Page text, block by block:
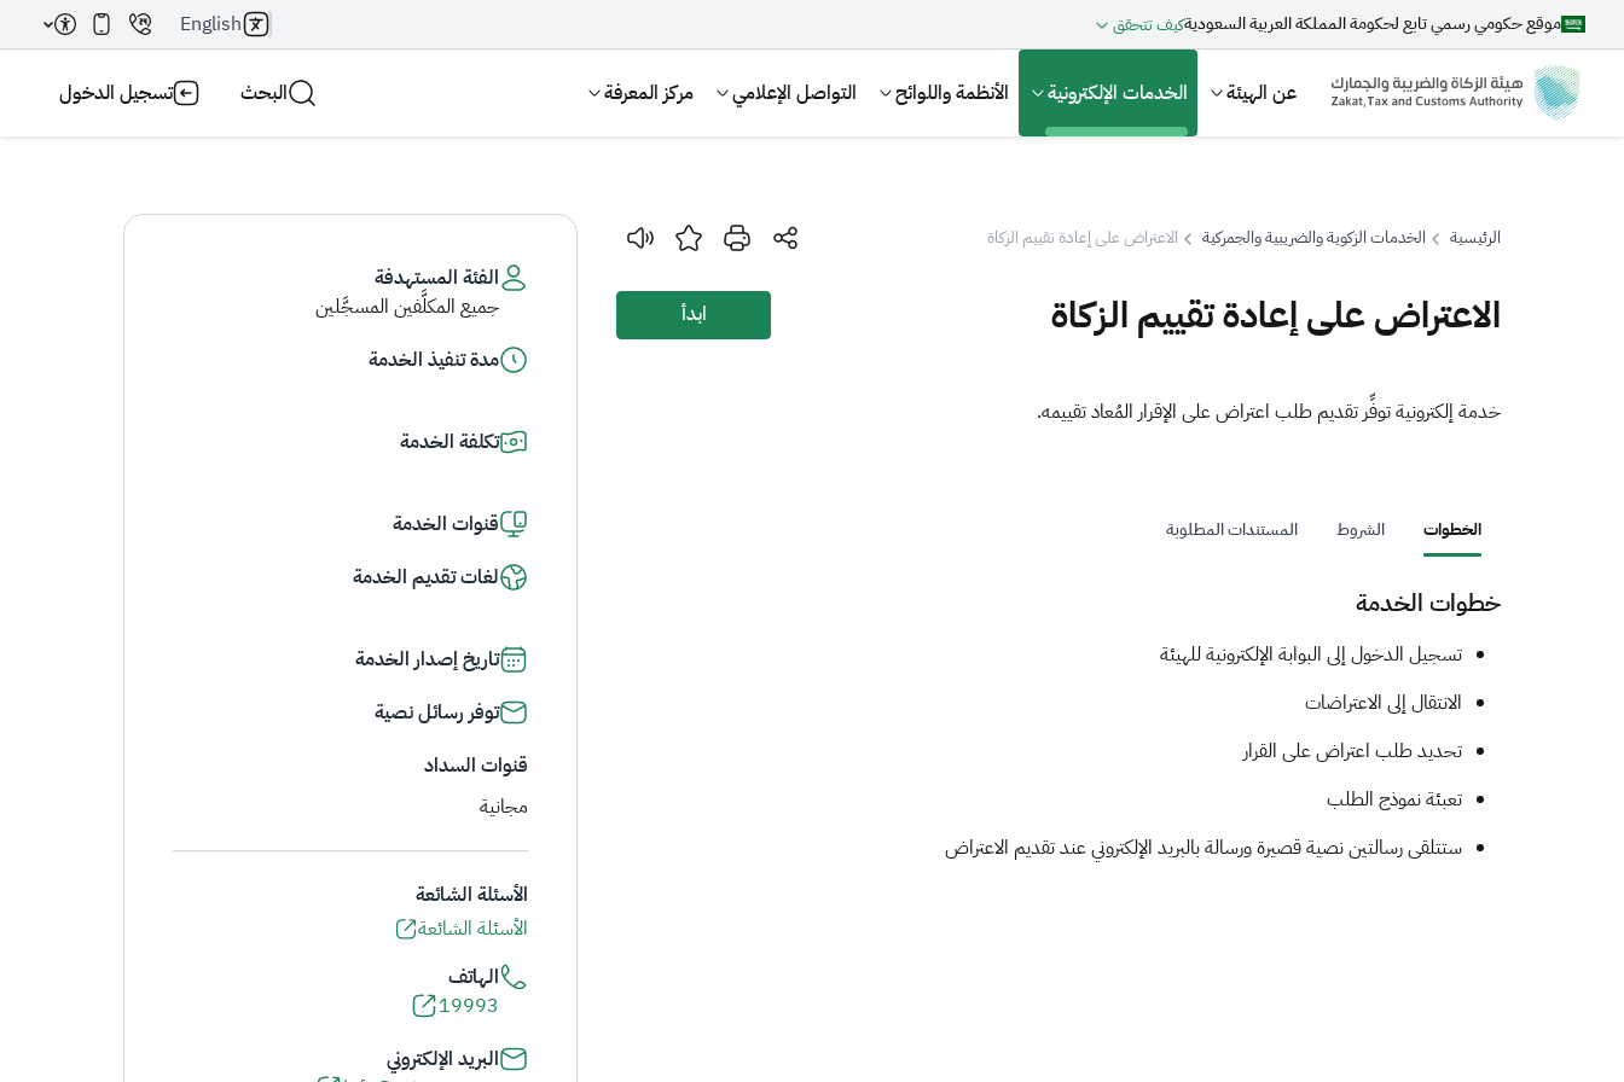
موقع حكومي رسمي تابع لحكومة المملكة العربية السعوديةكيف تتحقق English
عن الهيئة الخدمات الإلكترونية الأنظمة واللوائح التواصل الإعلامي مركز المعرفة البحث تسجيل الدخول
بحث
اقتراحات
الرئيسية الخدمات الزكوية والضريبية والجمركية الاعتراض على إعادة تقييم الزكاة
الاعتراض على إعادة تقييم الزكاة ابدأ
خدمة إلكترونية توفِّر تقديم طلب اعتراض على الإقرار المُعاد تقييمه.
الخطوات الشروط المستندات المطلوبة
خطوات الخدمة
​​​​​تسجيل الدخول إلى البوابة الإلكترونية للهيئة
الانتقال إلى الاعتراضات
تحديد طلب اعتراض على القرار
تعبئة نموذج​ الطلب
ستتلقى رسالتين نصية قصيرة ورسالة بالبريد الإلكتروني عند تقديم الاعتراض​​
الفئة المستهدفة
جميع المكلَّفين المسجَّلين
مدة تنفيذ الخدمة
تكلفة الخدمة
قنوات الخدمة
لغات تقديم الخدمة
تاريخ إصدار الخدمة
توفر رسائل نصية
قنوات السداد
مجانية
الأسئلة الشائعة
الأسئلة الشائعة
الهاتف
19993
البريد الإلكتروني